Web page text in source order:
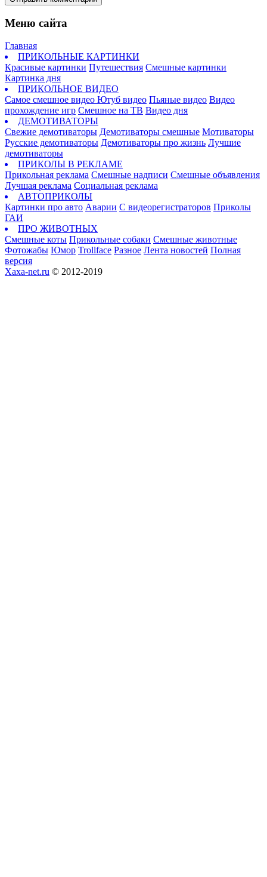
Меню сайта
Главная
ПРИКОЛЬНЫЕ КАРТИНКИ
Красивые картинки Путешествия Смешные картинки
Картинка дня
ПРИКОЛЬНОЕ ВИДЕО
Самое смешное видео Ютуб видео Пьяные видео Видео
прохождение игр Смешное на ТВ Видео дня
ДЕМОТИВАТОРЫ
Свежие демотиваторы Демотиваторы смешные Мотиваторы
Русские демотиваторы Демотиваторы про жизнь Лучшие
демотиваторы
ПРИКОЛЫ В РЕКЛАМЕ
Прикольная реклама Смешные надписи Смешные объявления
Лучшая реклама Социальная реклама
АВТОПРИКОЛЫ
Картинки про авто Аварии С видеорегистраторов Приколы
ГАИ
ПРО ЖИВОТНЫХ
Смешные коты Прикольные собаки Смешные животные
Фотожабы Юмор Trollface Разное Лента новостей Полная
версия
Xaxa-net.ru © 2012-2019